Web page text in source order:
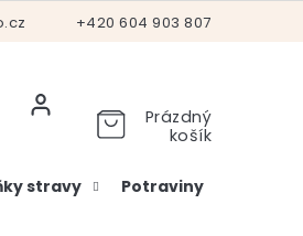
+420 604 903 807
Vrácení a reklamace
Prázdný
košík
stravy Potraviny